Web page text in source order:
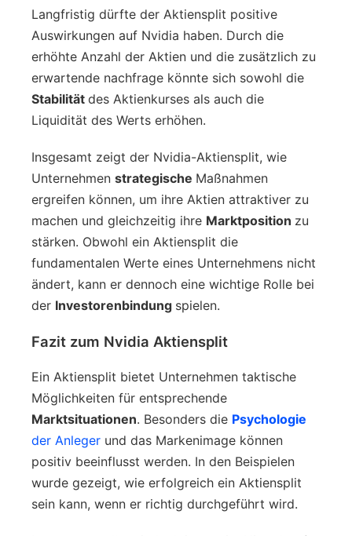
Langfristig dürfte der Aktiensplit positive
Auswirkungen auf Nvidia haben. Durch die
erhöhte Anzahl der Aktien und die zusätzlich zu
erwartende nachfrage könnte sich sowohl die
Stabilität des Aktienkurses als auch die
Liquidität des Werts erhöhen.
Insgesamt zeigt der Nvidia-Aktiensplit, wie
Unternehmen strategische Maßnahmen
ergreifen können, um ihre Aktien attraktiver zu
machen und gleichzeitig ihre Marktposition zu
stärken. Obwohl ein Aktiensplit die
fundamentalen Werte eines Unternehmens nicht
ändert, kann er dennoch eine wichtige Rolle bei
der Investorenbindung spielen.
Fazit zum Nvidia Aktiensplit
Ein Aktiensplit bietet Unternehmen taktische
Möglichkeiten für entsprechende
Marktsituationen. Besonders die Psychologie
der Anleger und das Markenimage können
positiv beeinflusst werden. In den Beispielen
wurde gezeigt, wie erfolgreich ein Aktiensplit
sein kann, wenn er richtig durchgeführt wird.